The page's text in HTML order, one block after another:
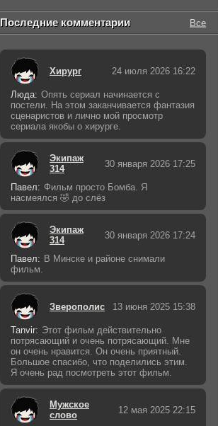
Последние комментарии Все
Хирург 24 июля 2026 16:22
Люда: Опять сериал начинается с
постели. На этом заканчивается фантазия
сценаристов и лично мой просмотр
сериала якобы о хирурге.
Экипаж
314
30 января 2026 17:25
Павел: Фильм просто Бомба. Я
насмеялся 🤣 до слёз
Экипаж
314
30 января 2026 17:24
Павел: В Минске и районе снимали
фильм.
Зверополис 13 июня 2025 15:38
Tanvir: Этот фильм действительно
потрясающий и очень потрясающий. Мне
он очень нравится. Он очень приятный.
Большое спасибо, что поделились этим.
Я очень рад посмотреть этот фильм.
Мужское
слово
12 мая 2025 22:15